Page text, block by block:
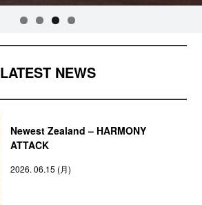
LATEST NEWS
Newest Zealand – HARMONY
ATTACK
2026. 06.15 (月)